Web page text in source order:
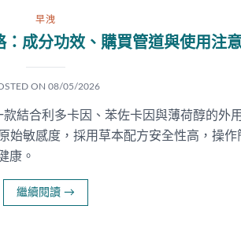
早洩
成分功效、購買管道與使用注
ON 08/05/2026
結合利多卡因、苯佐卡因與薄荷醇的外
始敏感度，採用草本配方安全性高，操
康。
繼續閱讀 →